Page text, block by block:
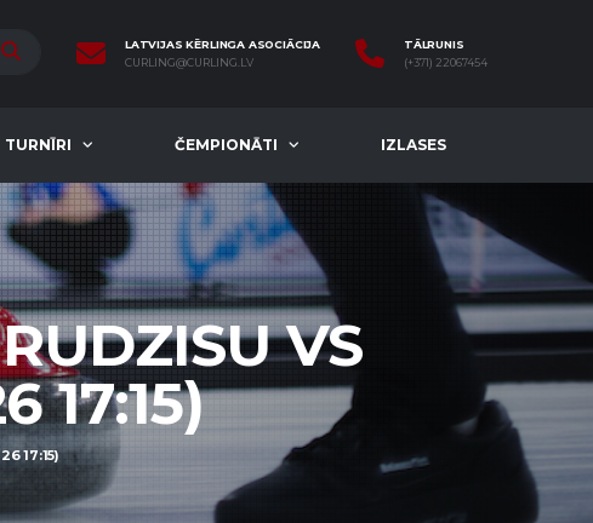
LATVIJAS KĒRLINGA ASOCIĀCIJA
CURLING@CURLING.LV
TĀLRUNIS
(+371) 22067454
TURNĪRI ČEMPIONĀTI IZLASES
VS
17:15)
17:15)